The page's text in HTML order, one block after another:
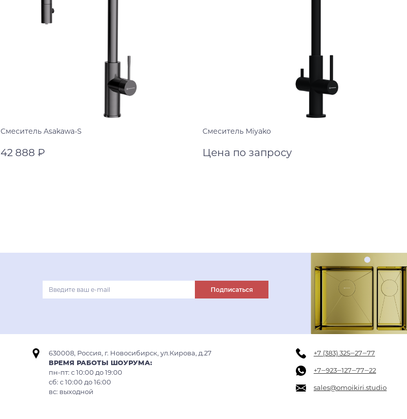
Смеситель Asakawa-S
42 888 ₽
Смеситель Miyako
Цена по запросу
Подписаться
630008, Россия, г. Новосибирск, ул.Кирова, д.27
ВРЕМЯ РАБОТЫ ШОУРУМА:
пн-пт: с 10:00 до 19:00
сб: c 10:00 до 16:00
вс: выходной
+7 (383) 325‒27‒77
+7‒923‒127‒77‒22
sales@omoikiri.studio